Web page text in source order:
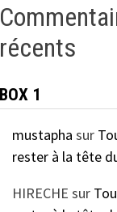
récents
BOX 1
mustapha sur
rester à la tête
HIRECHE sur